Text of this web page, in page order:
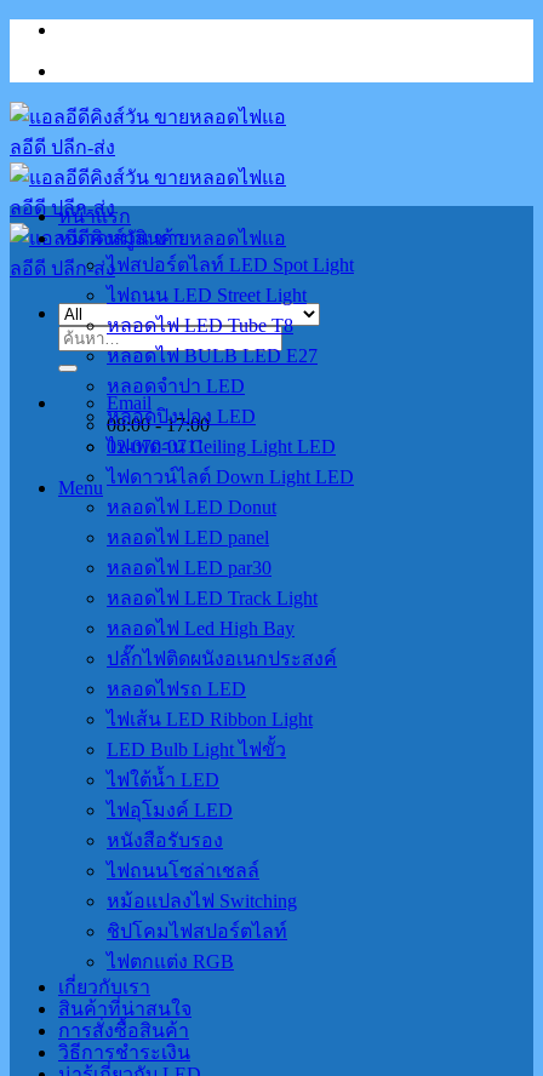
Skip
content
ค้นหา:
Email
08:00 - 17:00
02-070-0711
Menu
หน้าแรก
หมวดหมู่สินค้า
ไฟสปอร์ตไลท์ LED Spot Light
ไฟถนน LED Street Light
หลอดไฟ LED Tube T8
หลอดไฟ BULB LED E27
หลอดจำปา LED
หลอดปิงปอง LED
ไฟเพดาน Ceiling Light LED
ไฟดาวน์ไลต์ Down Light LED
หลอดไฟ LED Donut
หลอดไฟ LED panel
หลอดไฟ LED par30
หลอดไฟ LED Track Light
หลอดไฟ Led High Bay
ปลั๊กไฟติดผนังอเนกประสงค์
หลอดไฟรถ LED
ไฟเส้น LED Ribbon Light
LED Bulb Light ไฟขั้ว
ไฟใต้น้ำ LED
ไฟอุโมงค์ LED
หนังสือรับรอง
ไฟถนนโซล่าเชลล์
หม้อแปลงไฟ Switching
ชิปโคมไฟสปอร์ตไลท์
ไฟตกแต่ง RGB
เกี่ยวกับเรา
สินค้าที่น่าสนใจ
การสั่งซื้อสินค้า
วิธีการชำระเงิน